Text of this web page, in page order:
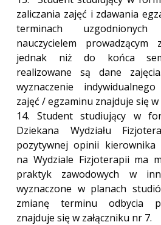
zaliczania zajęć i zdawania
terminach
nauczycielem
jednak niż do końca
realizowane są dane
wyznaczenie
zajęć / egzaminu znajduje się w
14. Student studiujący w
Dziekana Wydziału
pozytywnej opinii kierownika
na Wydziale Fizjoterapii ma
praktyk zawodowych w
wyznaczone w planach
zmianę terminu odbycia
znajduje się w załączniku nr 7.